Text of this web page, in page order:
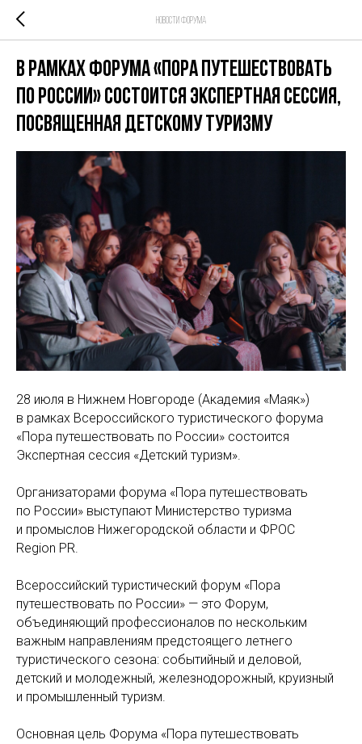
Новости форума
В рамках форума «Пора путешествовать
по России» состоится Экспертная сессия,
посвященная детскому туризму
28 июля в Нижнем Новгороде (Академия «Маяк»)
в рамках Всероссийского туристического форума
«Пора путешествовать по России» состоится
Экспертная сессия «Детский туризм».
Организаторами форума «Пора путешествовать
по России» выступают Министерство туризма
и промыслов Нижегородской области и ФРОС
Region PR.
Всероссийский туристический форум «Пора
путешествовать по России» — это Форум,
объединяющий профессионалов по нескольким
важным направлениям предстоящего летнего
туристического сезона: событийный и деловой,
детский и молодежный, железнодорожный, круизный
и промышленный туризм.
Основная цель Форума «Пора путешествовать